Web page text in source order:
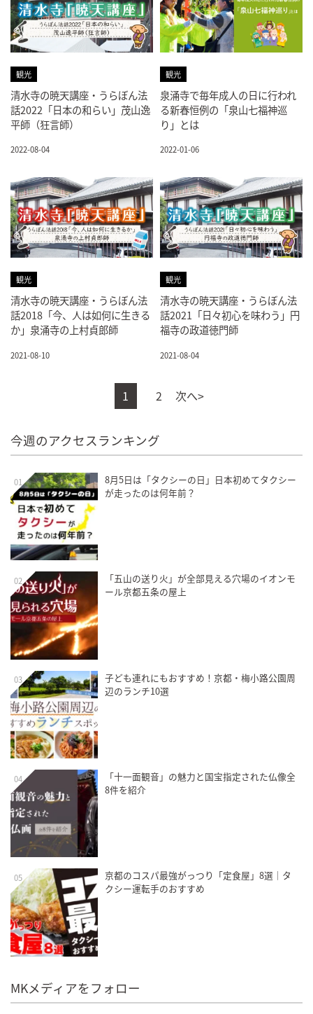
観光
清水寺の暁天講座・うらぼん法
話2022「日本の和らい」茂山逸
平師（狂言師）
2022-08-04
観光
泉涌寺で毎年成人の日に行われ
る新春恒例の「泉山七福神巡
り」とは
2022-01-06
観光
清水寺の暁天講座・うらぼん法
話2018「今、人は如何に生きる
か」泉涌寺の上村貞郎師
2021-08-10
観光
清水寺の暁天講座・うらぼん法
話2021「日々初心を味わう」円
福寺の政道徳門師
2021-08-04
1 2 次へ>
今週のアクセスランキング
01
8月5日は「タクシーの日」日本初めてタクシー
が走ったのは何年前？
02
「五山の送り火」が全部見える穴場のイオンモ
ール京都五条の屋上
03
子ども連れにもおすすめ！京都・梅小路公園周
辺のランチ10選
04
「十一面観音」の魅力と国宝指定された仏像全
8件を紹介
05
京都のコスパ最強がっつり「定食屋」8選｜タ
クシー運転手のおすすめ
MKメディアをフォロー